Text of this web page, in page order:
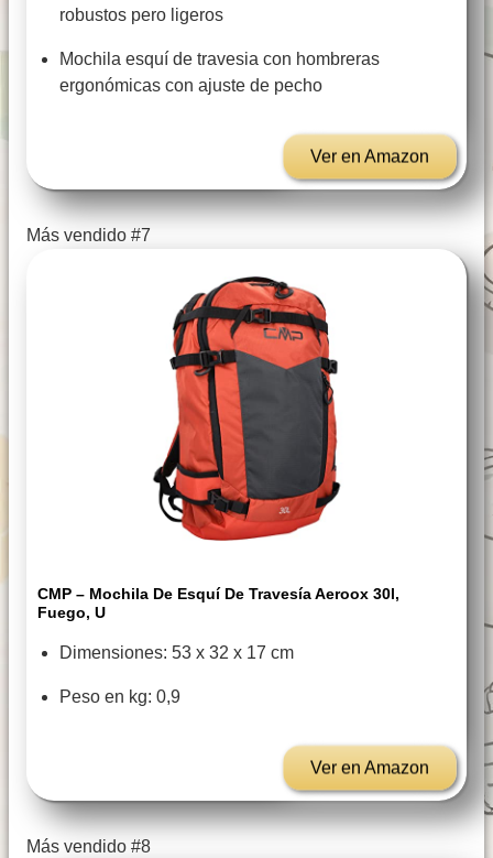
robustos pero ligeros
Mochila esquí de travesia con hombreras
ergonómicas con ajuste de pecho
Ver en Amazon
Más vendido #7
CMP – Mochila De Esquí De Travesía Aeroox 30l,
Fuego, U
Dimensiones: 53 x 32 x 17 cm
Peso en kg: 0,9
Ver en Amazon
Más vendido #8